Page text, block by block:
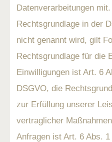
Datenverarbeitungen
Rechtsgrundlage in der
nicht genannt wird, gilt
Rechtsgrundlage für die
Einwilligungen ist Art. 6
DSGVO, die
zur Erfüllung unserer
vertraglicher
Anfragen ist Art. 6 Abs.